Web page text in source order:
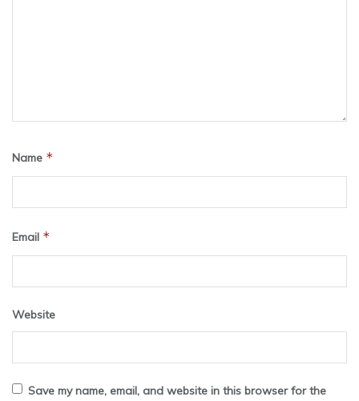
Name *
Email *
Website
Save my name, email, and website in this browser for the